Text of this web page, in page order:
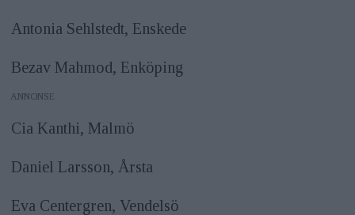
Antonia Sehlstedt, Enskede
Bezav Mahmod, Enköping
ANNONS
Cia Kanthi, Malmö
Daniel Larsson, Årsta
Eva Centergren, Vendelsö